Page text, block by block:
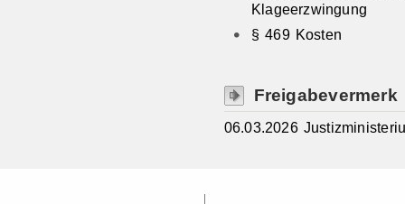
Klageerzwingung
§ 469 Kosten
Freigabevermerk
06.03.2026